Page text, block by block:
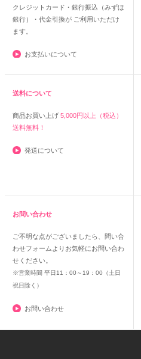
クレジットカード・銀行振込（みずほ
銀行）・代金引換が ご利用いただけ
ます。
お支払いについて
送料について
商品お買い上げ 5,000円以上（税込）
送料無料！
発送について
お問い合わせ
ご不明な点がございましたら、問い合
わせフォームよりお気軽にお問い合わ
せください。
※営業時間 平日11：00～19：00（土日
祝日除く）
お問い合わせ